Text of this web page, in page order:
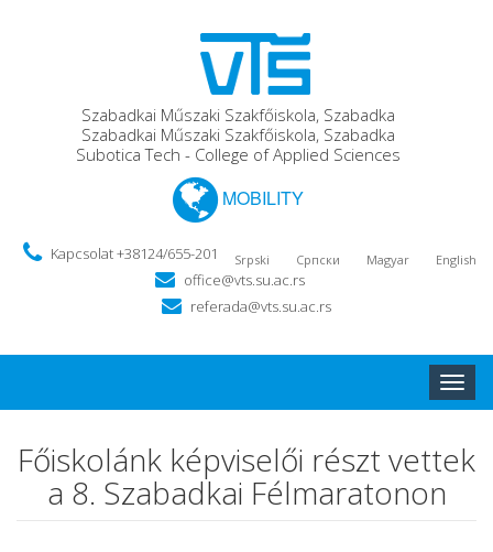
Szabadkai Műszaki Szakfőiskola, Szabadka
Szabadkai Műszaki Szakfőiskola, Szabadka
Subotica Tech - College of Applied Sciences
MOBILITY
Srpski Српски Magyar English
Kapcsolat +38124/655-201
office@vts.su.ac.rs
referada@vts.su.ac.rs
Toggle
Főiskolánk képviselői részt vettek
a 8. Szabadkai Félmaratonon